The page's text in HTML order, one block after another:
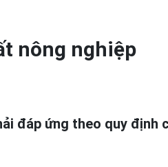
nông nghiệp
đáp ứng theo quy định